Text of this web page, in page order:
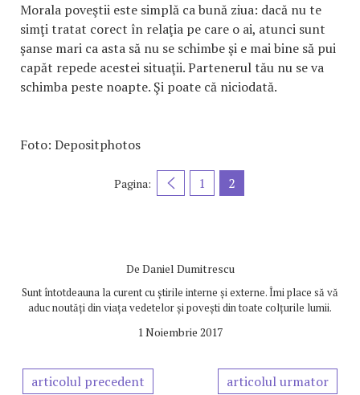
Morala poveştii este simplă ca bună ziua: dacă nu te
simţi tratat corect în relaţia pe care o ai, atunci sunt
şanse mari ca asta să nu se schimbe şi e mai bine să pui
capăt repede acestei situaţii. Partenerul tău nu se va
schimba peste noapte. Şi poate că niciodată.
Foto: Depositphotos
Pagina: 1 2
De Daniel Dumitrescu
Sunt întotdeauna la curent cu știrile interne și externe. Îmi place să vă
aduc noutăți din viața vedetelor și povești din toate colțurile lumii.
1 Noiembrie 2017
articolul precedent articolul urmator